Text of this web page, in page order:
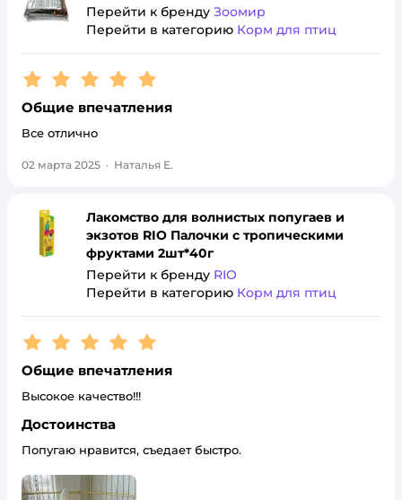
Перейти к бренду Зоомир
Перейти в категорию Корм для птиц
Рейтинг:5
Общие впечатления
Все отлично
02 марта 2025 · Наталья Е.
Лакомство для волнистых попугаев и
экзотов RIO Палочки с тропическими
фруктами 2шт*40г
Перейти к бренду RIO
Перейти в категорию Корм для птиц
Рейтинг:5
Общие впечатления
Высокое качество!!!
Достоинства
Попугаю нравится, съедает быстро.